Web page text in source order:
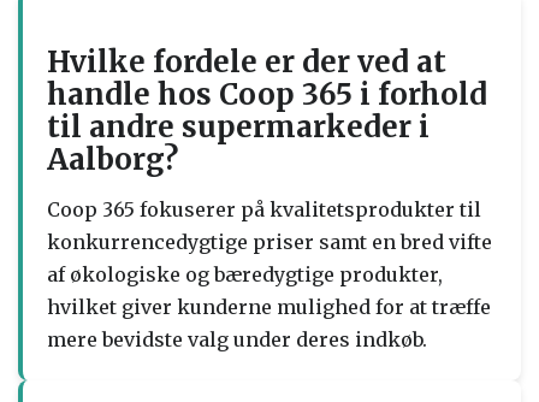
Hvilke fordele er der ved at
handle hos Coop 365 i forhold
til andre supermarkeder i
Aalborg?
Coop 365 fokuserer på kvalitetsprodukter til
konkurrencedygtige priser samt en bred vifte
af økologiske og bæredygtige produkter,
hvilket giver kunderne mulighed for at træffe
mere bevidste valg under deres indkøb.